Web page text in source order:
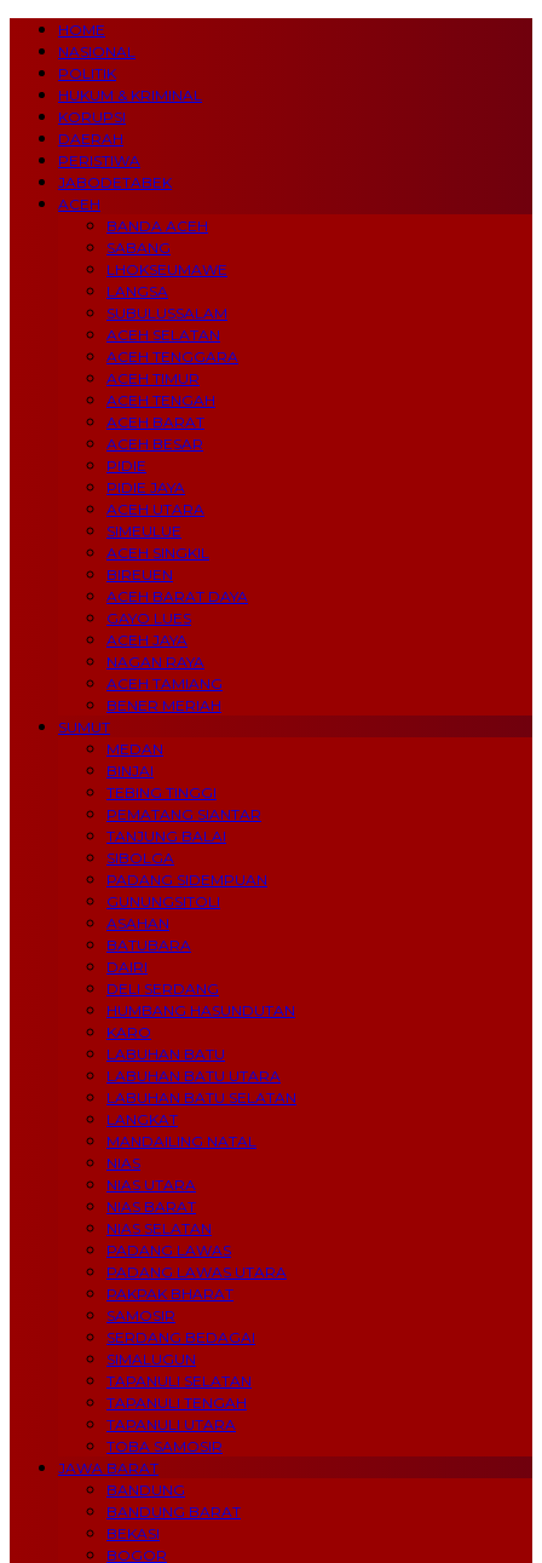
HOME
NASIONAL
POLITIK
HUKUM & KRIMINAL
KORUPSI
DAERAH
PERISTIWA
JABODETABEK
ACEH
BANDA ACEH
SABANG
LHOKSEUMAWE
LANGSA
SUBULUSSALAM
ACEH SELATAN
ACEH TENGGARA
ACEH TIMUR
ACEH TENGAH
ACEH BARAT
ACEH BESAR
PIDIE
PIDIE JAYA
ACEH UTARA
SIMEULUE
ACEH SINGKIL
BIREUEN
ACEH BARAT DAYA
GAYO LUES
ACEH JAYA
NAGAN RAYA
ACEH TAMIANG
BENER MERIAH
SUMUT
MEDAN
BINJAI
TEBING TINGGI
PEMATANG SIANTAR
TANJUNG BALAI
SIBOLGA
PADANG SIDEMPUAN
GUNUNGSITOLI
ASAHAN
BATUBARA
DAIRI
DELI SERDANG
HUMBANG HASUNDUTAN
KARO
LABUHAN BATU
LABUHAN BATU UTARA
LABUHAN BATU SELATAN
LANGKAT
MANDAILING NATAL
NIAS
NIAS UTARA
NIAS BARAT
NIAS SELATAN
PADANG LAWAS
PADANG LAWAS UTARA
PAKPAK BHARAT
SAMOSIR
SERDANG BEDAGAI
SIMALUGUN
TAPANULI SELATAN
TAPANULI TENGAH
TAPANULI UTARA
TOBA SAMOSIR
JAWA BARAT
BANDUNG
BANDUNG BARAT
BEKASI
BOGOR